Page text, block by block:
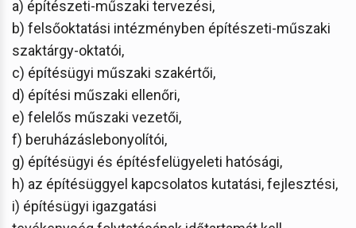
a) építészeti-műszaki tervezési,
b) felsőoktatási intézményben építészeti-műszaki
szaktárgy-oktatói,
c) építésügyi műszaki szakértői,
d) építési műszaki ellenőri,
e) felelős műszaki vezetői,
f) beruházáslebonyolítói,
g) építésügyi és építésfelügyeleti hatósági,
h) az építésüggyel kapcsolatos kutatási, fejlesztési,
i) építésügyi igazgatási